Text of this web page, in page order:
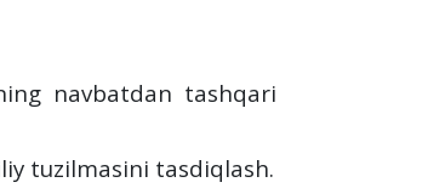
navbatdan tashqari
tuzilmasini tasdiqlash.